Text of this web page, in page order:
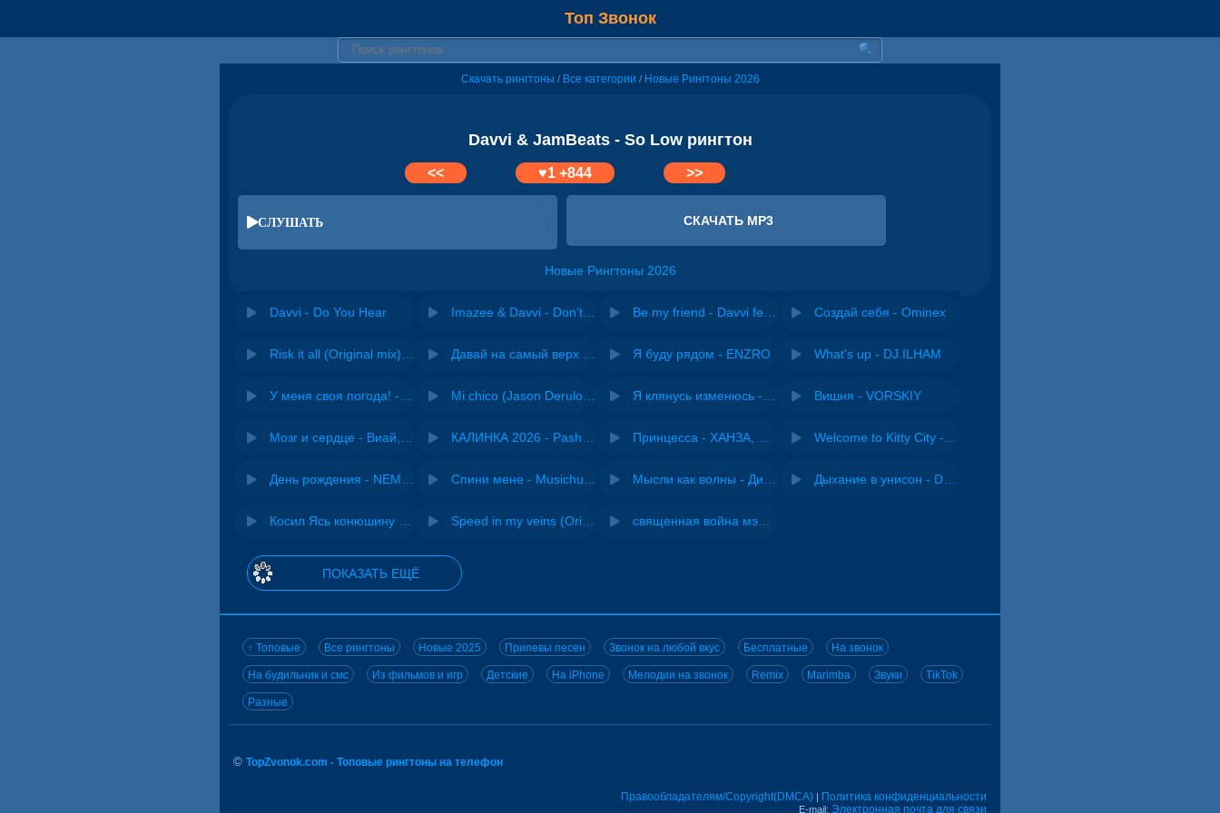
Топ Звонок
Скачать рингтоны / Все категории / Новые Рингтоны 2026
Davvi & JamBeats - So Low рингтон
<< ♥1+844 >>
СЛУШАТЬ СКАЧАТЬ MP3
Новые Рингтоны 2026
Davvi - Do You Hear Создай себя - Ominex
Я буду рядом - ENZRO What's up - DJ.ILHAM
Вишня - VORSKIY
ПОКАЗАТЬ ЕЩЁ
↑ Топовые Все рингтоны Новые 2025 Припевы песен Звонок на любой вкус Бесплатные На звонок
На будильник и смс Из фильмов и игр Детские На iPhone Мелодии на звонок Remix Marimba Звуки TikTok
Разные
© TopZvonok.com - Топовые рингтоны на телефон
Правообладателям/Copyright(DMCA) | Политика конфиденциальности
E-mail: Электронная почта для связи